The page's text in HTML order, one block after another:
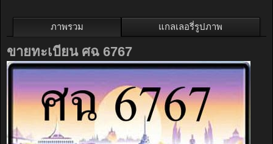
ภาพรวม แกลเลอรี่รูปภาพ
ขายทะเบียน ศฉ 6767